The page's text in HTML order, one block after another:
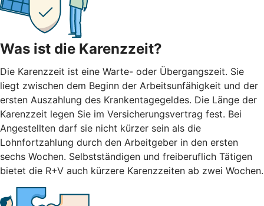
Was ist die Karenzzeit?
Die Karenzzeit ist eine Warte- oder Übergangszeit. Sie
liegt zwischen dem Beginn der Arbeitsunfähigkeit und der
ersten Auszahlung des Krankentagegeldes. Die Länge der
Karenzzeit legen Sie im Versicherungsvertrag fest. Bei
Angestellten darf sie nicht kürzer sein als die
Lohnfortzahlung durch den Arbeitgeber in den ersten
sechs Wochen. Selbstständigen und freiberuflich Tätigen
bietet die R+V auch kürzere Karenzzeiten ab zwei Wochen.